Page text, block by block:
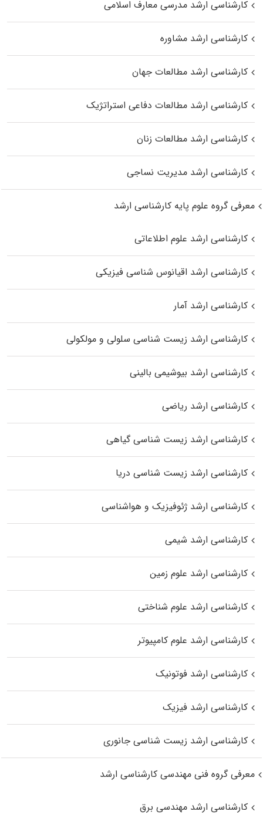
کارشناسی ارشد مدرسی معارف اسلامی
کارشناسی ارشد مشاوره
کارشناسی ارشد مطالعات جهان
کارشناسی ارشد مطالعات دفاعی استراتژیک
کارشناسی ارشد مطالعات زنان
کارشناسی ارشد مدیریت نساجی
معرفی گروه علوم پایه کارشناسی ارشد
کارشناسی ارشد علوم اطلاعاتی
کارشناسی ارشد اقیانوس‌ شناسی فیزیکی
کارشناسی ارشد آمار
کارشناسی ارشد زیست شناسی سلولی و مولکولی
کارشناسی ارشد بیوشیمی بالینی
کارشناسی ارشد ریاضی
کارشناسی ارشد زیست‌ شناسی گیاهی
کارشناسی ارشد زیست‌ شناسی دریا
کارشناسی ارشد ژئوفیزیک و هواشناسی
کارشناسی ارشد شیمی
کارشناسی ارشد علوم زمین
کارشناسی ارشد علوم شناختی
کارشناسی ارشد علوم کامپیوتر
کارشناسی ارشد فوتونیک
کارشناسی ارشد فیزیک
کارشناسی ارشد زیست‌ شناسی جانوری
معرفی گروه فنی مهندسی کارشناسی ارشد
کارشناسی ارشد مهندسی برق